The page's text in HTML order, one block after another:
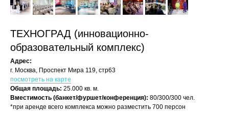
ТЕХНОГРАД (инновационно-
образовательный комплекс)
Адрес:
г. Москва, Проспект Мира 119, стр63
посмотреть на карте
Общая площадь: 25.000 кв. м.
Вместимость (банкет/фуршет/конференция): 80/300/300 чел.
*при аренде всего комплекса можно разместить 700 персон